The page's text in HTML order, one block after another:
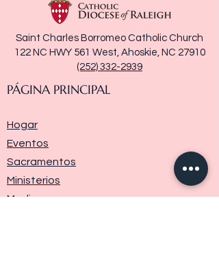
Saint Charles Borromeo Catholic Church
122 NC HWY 561 West, Ahoskie, NC 27910
(252) 332-2939
PÁGINA PRINCIPAL
Hogar
Eventos
Sacramentos
Ministerios
Media